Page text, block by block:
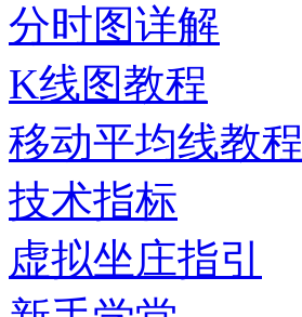
分时图详解
K线图教程
移动平均线教程
技术指标
虚拟坐庄指引